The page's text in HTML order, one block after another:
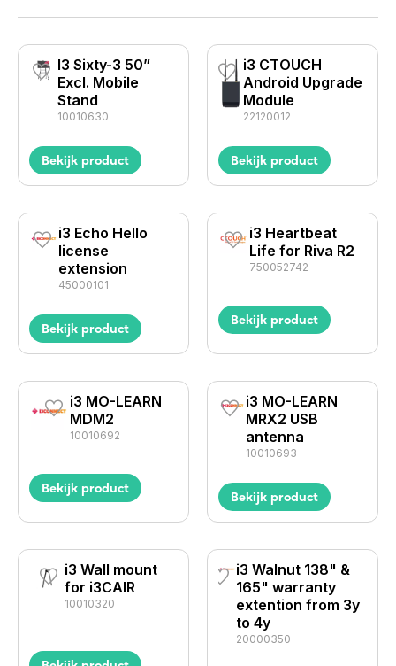
I3 Sixty-3 50”
Excl. Mobile
Stand
10010630
Bekijk product
i3 CTOUCH
Android Upgrade
Module
22120012
Bekijk product
i3 Echo Hello
license
extension
45000101
Bekijk product
i3 Heartbeat
Life for Riva R2
750052742
Bekijk product
i3 MO-LEARN
MDM2
10010692
Bekijk product
i3 MO-LEARN
MRX2 USB
antenna
10010693
Bekijk product
i3 Wall mount
for i3CAIR
10010320
i3 Walnut 138" &
165" warranty
extention from 3y
to 4y
20000350